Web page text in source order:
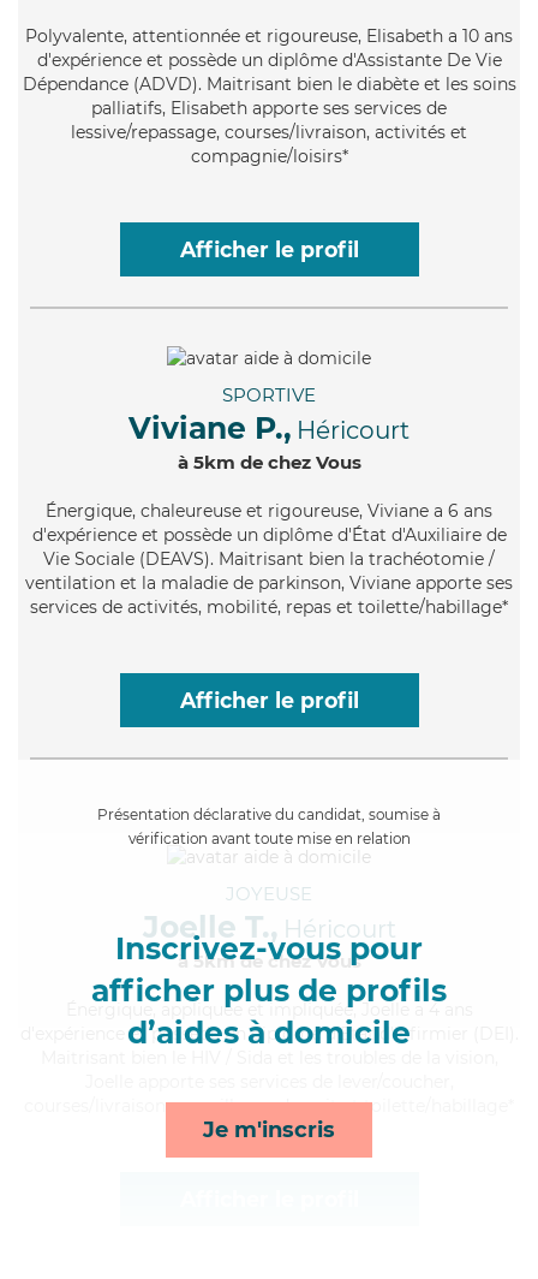
Polyvalente, attentionnée et rigoureuse, Elisabeth a 10 ans
d'expérience et possède un diplôme d'Assistante De Vie
Dépendance (ADVD). Maitrisant bien le diabète et les soins
palliatifs, Elisabeth apporte ses services de
lessive/repassage, courses/livraison, activités et
compagnie/loisirs*
Afficher le profil
SPORTIVE
Viviane P., Héricourt
à 5km de chez Vous
Énergique, chaleureuse et rigoureuse, Viviane a 6 ans
d'expérience et possède un diplôme d'État d'Auxiliaire de
Vie Sociale (DEAVS). Maitrisant bien la trachéotomie /
ventilation et la maladie de parkinson, Viviane apporte ses
services de activités, mobilité, repas et toilette/habillage*
Afficher le profil
Présentation déclarative du candidat, soumise à
vérification avant toute mise en relation
Inscrivez-vous pour
afficher plus de profils
d’aides à domicile
Je m'inscris
JOYEUSE
Joelle T., Héricourt
à 5km de chez Vous
, appliquée et impliquée, Joelle a 4 ans
d'expérience et possède un diplôme d'Etat d'infirmier (DEI).
courses/livraison, surveillance de nuit et toilette/habillage*